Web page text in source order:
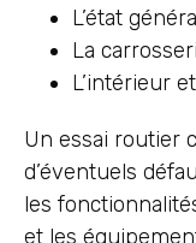
L’état
La
L’intérieur
Un essai routier
d’éventuels
les
et les